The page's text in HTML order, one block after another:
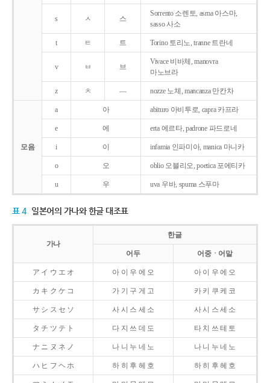
s ㅅ 스
Sorrento 소렌토, asma 아스마,
sasso 사소
t ㅌ 트 Torino 토리노, tranne 트란네
v ㅂ 브
Vivace 비바체, manovra
마노브라
z ㅊ ― nozze 노체, mancanza 만칸차
모음
a 아 abituro 아비투로, capra 카프라
e 에 erta 에르타, padrone 파드로네
i 이 infamia 인파미아, manica 마니카
o 오 oblio 오블리오, poetica 포에티카
u 우 uva 우바, spuma 스푸마
표 4 일본어의 가나와 한글 대조표
가나
한글
어두 어중ㆍ어말
ア イ ウ エ オ 아 이 우 에 오 아 이 우 에 오
カ キ ク ケ コ 가 기 구 게 고 카 키 쿠 케 코
サ シ ス セ ソ 사 시 스 세 소 사 시 스 세 소
タ チ ツ テ ト 다 지 쓰 데 도 타 치 쓰 테 토
ナ ニ ヌ ネ ノ 나 니 누 네 노 나 니 누 네 노
ハ ヒ フ ヘ ホ 하 히 후 헤 호 하 히 후 헤 호